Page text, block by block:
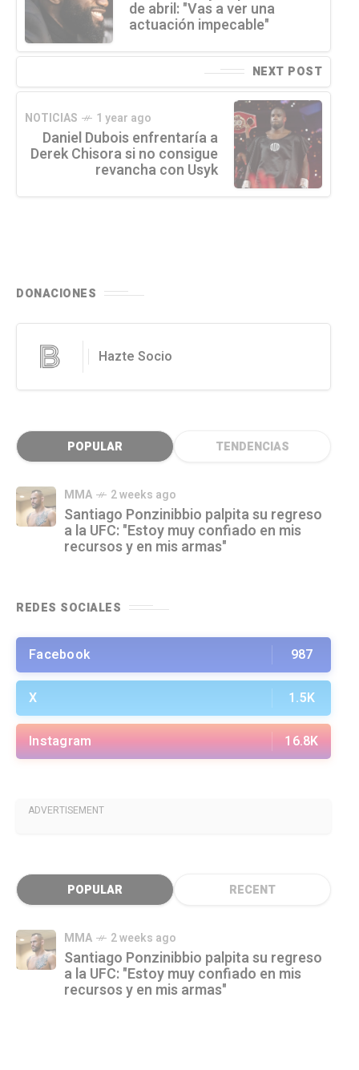
de abril: "Vas a ver una
actuación impecable"
NEXT POST
NOTICIAS 1 year ago
Daniel Dubois enfrentaría a
Derek Chisora si no consigue
revancha con Usyk
DONACIONES
Hazte Socio
POPULAR TENDENCIAS
MMA 2 weeks ago
Santiago Ponzinibbio palpita su regreso
a la UFC: "Estoy muy confiado en mis
recursos y en mis armas"
REDES SOCIALES
Facebook 987
X 1.5K
Instagram 16.8K
ADVERTISEMENT
POPULAR RECENT
MMA 2 weeks ago
Santiago Ponzinibbio palpita su regreso
a la UFC: "Estoy muy confiado en mis
recursos y en mis armas"